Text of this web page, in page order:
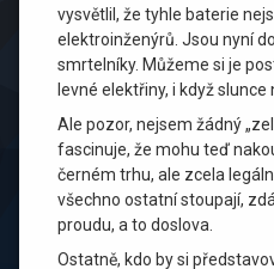
vysvětlil, že tyhle baterie
elektroinženýrů. Jsou nyní
smrtelníky. Můžeme si je
levné elektřiny, i když
Ale pozor, nejsem žádný
fascinuje, že mohu teď
černém trhu, ale zcela
všechno ostatní stoupají,
proudu, a to doslova.
Ostatně, kdo by si